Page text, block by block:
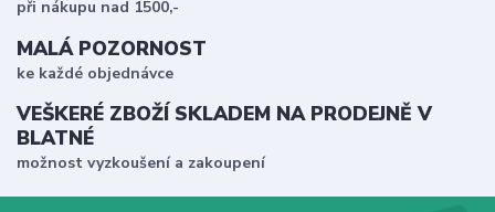
při nákupu nad 1500,-
MALÁ POZORNOST
ke každé objednávce
VEŠKERÉ ZBOŽÍ SKLADEM NA PRODEJNĚ V
BLATNÉ
možnost vyzkoušení a zakoupení